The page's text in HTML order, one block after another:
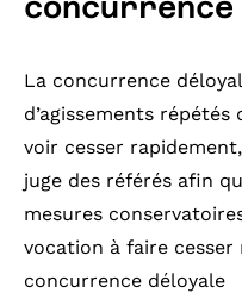
La concurrence
d’agissements
voir cesser
juge des référés afin
mesures
vocation à faire
concurrence déloyale